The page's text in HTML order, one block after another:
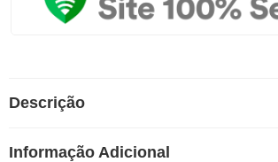
Descrição
Informação Adicional